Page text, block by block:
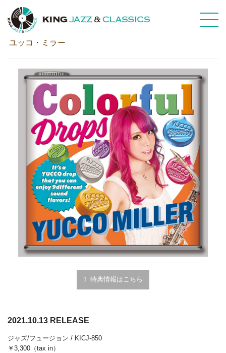
Colorful Drops【通常盤】
ユッコ・ミラー
特典情報はこちら
2021.10.13 RELEASE
ジャズ/フュージョン / KICJ-850
￥3,300（tax in）